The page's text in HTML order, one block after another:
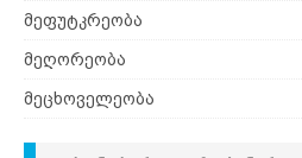
მეფუტკრეობა
მეღორეობა
მეცხოველეობა